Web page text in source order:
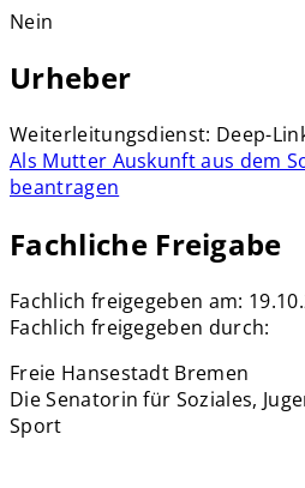
Nein
Urheber
Weiterleitungsdienst: Deep-
Als Mutter Auskunft aus dem
beantragen
Fachliche Freigabe
Fachlich freigegeben am:
Fachlich freigegeben durch:
Freie Hansestadt Bremen
Die Senatorin für Soziales,
Sport